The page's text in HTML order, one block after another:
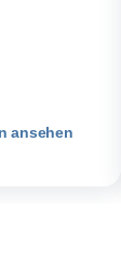
ansehen